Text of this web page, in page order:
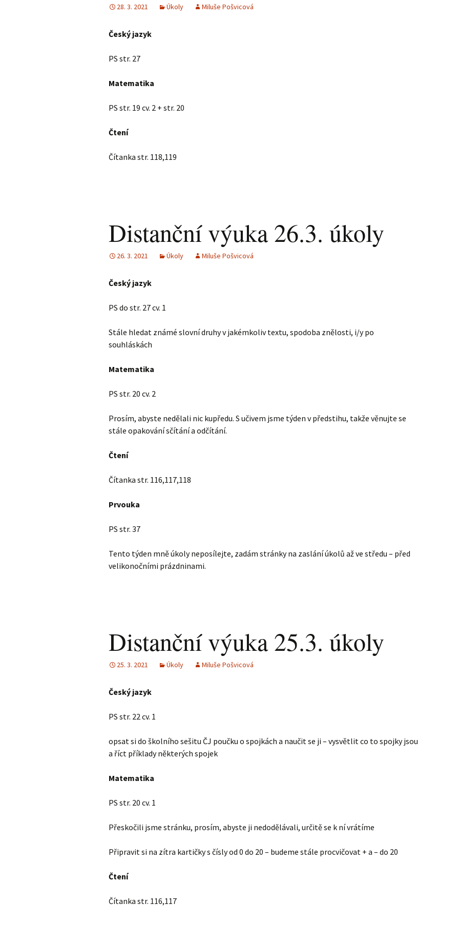
28. 3. 2021 Úkoly Miluše Pošvicová
Český jazyk
PS str. 27
Matematika
PS str. 19 cv. 2 + str. 20
Čtení
Čítanka str. 118,119
Distanční výuka 26.3. úkoly
26. 3. 2021 Úkoly Miluše Pošvicová
Český jazyk
PS do str. 27 cv. 1
Stále hledat známé slovní druhy v jakémkoliv textu, spodoba znělosti, i/y po
souhláskách
Matematika
PS str. 20 cv. 2
Prosím, abyste nedělali nic kupředu. S učivem jsme týden v předstihu, takže věnujte se
stále opakování sčítání a odčítání.
Čtení
Čítanka str. 116,117,118
Prvouka
PS str. 37
Tento týden mně úkoly neposílejte, zadám stránky na zaslání úkolů až ve středu – před
velikonočními prázdninami.
Distanční výuka 25.3. úkoly
25. 3. 2021 Úkoly Miluše Pošvicová
Český jazyk
PS str. 22 cv. 1
opsat si do školního sešitu ČJ poučku o spojkách a naučit se ji – vysvětlit co to spojky jsou
a říct příklady některých spojek
Matematika
PS str. 20 cv. 1
Přeskočili jsme stránku, prosím, abyste ji nedodělávali, určitě se k ní vrátíme
Připravit si na zítra kartičky s čísly od 0 do 20 – budeme stále procvičovat + a – do 20
Čtení
Čítanka str. 116,117